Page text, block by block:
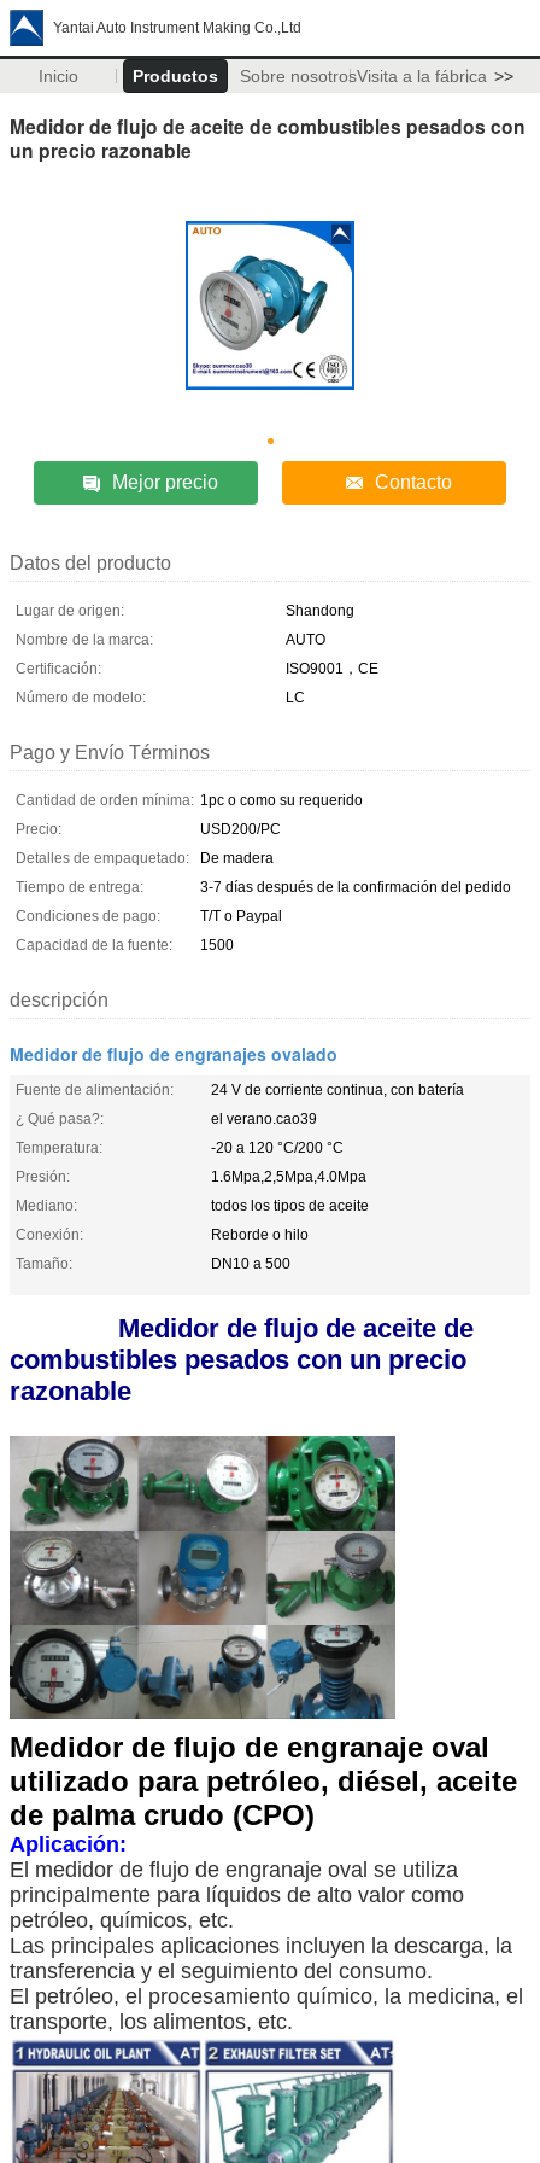
Yantai Auto Instrument Making Co.,Ltd
Inicio Productos Sobre nosotrosVisita a la fábrica >>
Medidor de flujo de aceite de combustibles pesados con
un precio razonable
Mejor precio Contacto
Datos del producto
Lugar de origen:
Shandong
Nombre de la marca:
AUTO
Certificación:
ISO9001，CE
Número de modelo:
LC
Pago y Envío Términos
Cantidad de orden mínima: 1pc o como su requerido
Precio:
USD200/PC
Detalles de empaquetado:
De madera
Tiempo de entrega:
3-7 días después de la confirmación del pedido
Condiciones de pago:
T/T o Paypal
Capacidad de la fuente:
1500
descripción
Medidor de flujo de engranajes ovalado
Fuente de alimentación:
24 V de corriente continua, con batería
¿ Qué pasa?:
el verano.cao39
Temperatura:
-20 a 120 °C/200 °C
Presión:
1.6Mpa,2,5Mpa,4.0Mpa
Mediano:
todos los tipos de aceite
Conexión:
Reborde o hilo
Tamaño:
DN10 a 500
Medidor de flujo de aceite de
combustibles pesados con un precio
razonable
Medidor de flujo de engranaje oval
utilizado para petróleo, diésel, aceite
de palma crudo (CPO)
Aplicación:
El medidor de flujo de engranaje oval se utiliza
principalmente para líquidos de alto valor como
petróleo, químicos, etc.
Las principales aplicaciones incluyen la descarga, la
transferencia y el seguimiento del consumo.
El petróleo, el procesamiento químico, la medicina, el
transporte, los alimentos, etc.